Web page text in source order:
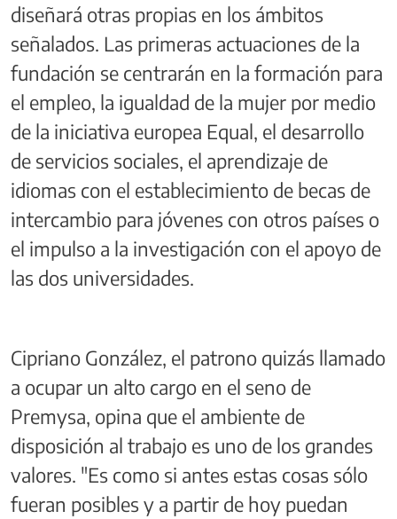
diseñará otras propias en los ámbitos
señalados. Las primeras actuaciones de la
fundación se centrarán en la formación para
el empleo, la igualdad de la mujer por medio
de la iniciativa europea Equal, el desarrollo
de servicios sociales, el aprendizaje de
idiomas con el establecimiento de becas de
intercambio para jóvenes con otros países o
el impulso a la investigación con el apoyo de
las dos universidades.
Cipriano González, el patrono quizás llamado
a ocupar un alto cargo en el seno de
Premysa, opina que el ambiente de
disposición al trabajo es uno de los grandes
valores. "Es como si antes estas cosas sólo
fueran posibles y a partir de hoy puedan